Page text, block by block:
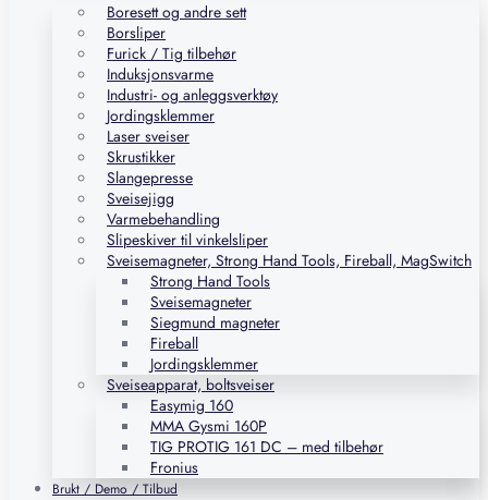
Boresett og andre sett
Borsliper
Furick / Tig tilbehør
Induksjonsvarme
Industri- og anleggsverktøy
Jordingsklemmer
Laser sveiser
Skrustikker
Slangepresse
Sveisejigg
Varmebehandling
Slipeskiver til vinkelsliper
Sveisemagneter, Strong Hand Tools, Fireball, MagSwitch
Strong Hand Tools
Sveisemagneter
Siegmund magneter
Fireball
Jordingsklemmer
Sveiseapparat, boltsveiser
Easymig 160
MMA Gysmi 160P
TIG PROTIG 161 DC – med tilbehør
Fronius
Brukt / Demo / Tilbud